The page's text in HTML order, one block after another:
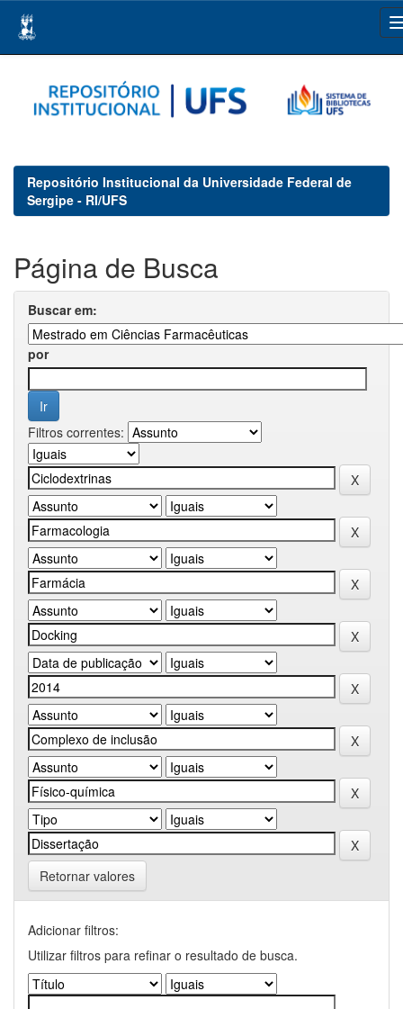
navigation
Repositório Institucional da Universidade Federal de
Sergipe - RI/UFS
Página de Busca
Buscar em:
por
Filtros correntes:
Retornar valores
Adicionar filtros:
Utilizar filtros para refinar o resultado de busca.